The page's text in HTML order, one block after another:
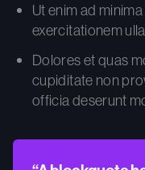
Ut enim ad
exercitationem
Dolores et quas
cupiditate non
officia deserunt